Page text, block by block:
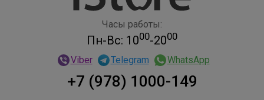
Часы работы:
Пн-Вс: 1000-2000
Viber Telegram WhatsApp
+7 (978) 1000-149